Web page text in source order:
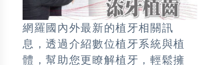
網羅國內外最新的植牙相關訊
息，透過介紹數位植牙系統與植
體，幫助您更瞭解植牙，輕鬆擁